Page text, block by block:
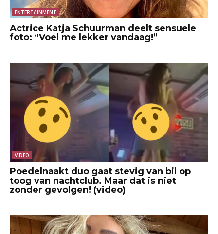
ENTERTAINMENT
Actrice Katja Schuurman deelt sensuele
foto: “Voel me lekker vandaag!”
VIDEO
Poedelnaakt duo gaat stevig van bil op
toog van nachtclub. Maar dat is niet
zonder gevolgen! (video)